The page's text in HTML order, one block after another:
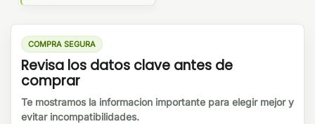
COMPRA SEGURA
Revisa los datos clave antes de
comprar
Te mostramos la informacion importante para elegir mejor y
evitar incompatibilidades.